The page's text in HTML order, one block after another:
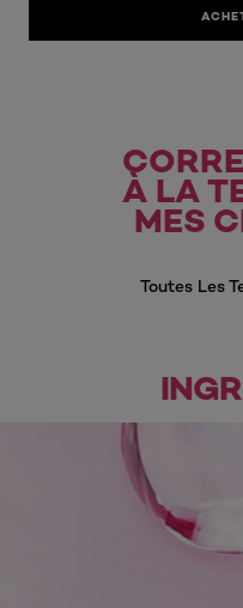
À LA
MES
Toutes Les